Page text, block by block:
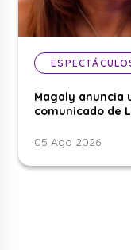
Magaly anuncia
comunicado de
05 Ago 2026